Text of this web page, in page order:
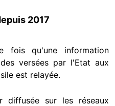
2017
fois qu'une information
versées par l'Etat aux
est relayée.
diffusée sur les réseaux